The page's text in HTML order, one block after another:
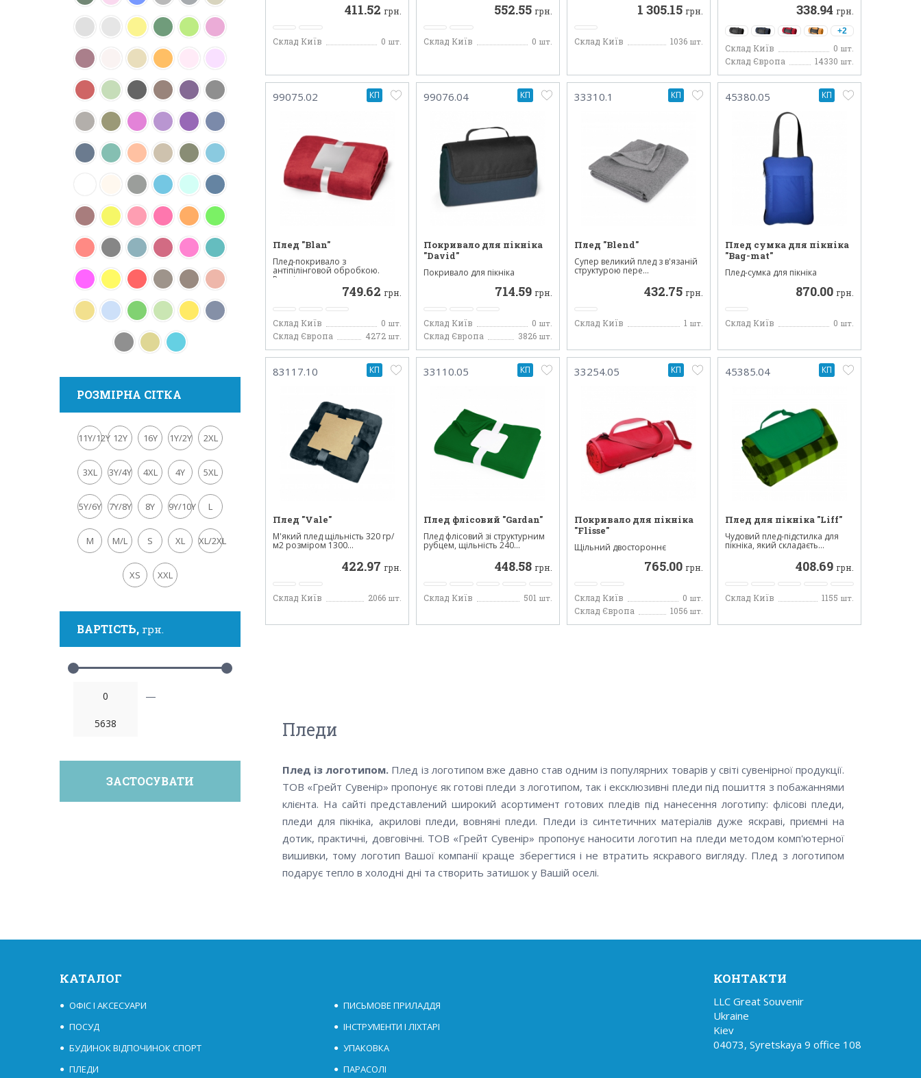
411.52 грн.
Склад Київ 0 шт.
552.55 грн.
Склад Київ 0 шт.
1 305.15 грн.
Склад Київ 1036 шт.
338.94 грн.
+2
Склад Київ 0 шт.
Склад Європа 14330 шт.
99075.02
Плед "Blan"
Плед-покривало з
антіпілінговой обробкою.
Розмір в...
749.62 грн.
Склад Київ 0 шт.
Склад Європа 4272 шт.
КП 99076.04
Покривало для пікніка
"David"
Покривало для пікніка
складається з м'якого п...
714.59 грн.
Склад Київ 0 шт.
Склад Європа 3826 шт.
КП 33310.1
Плед "Blend"
Супер великий плед з в'язаній
структурою пере...
432.75 грн.
Склад Київ 1 шт.
КП 45380.05
Плед сумка для пікніка
"Bag-mat"
Плед-сумка для пікніка
виготовлений з 2х матеріалі...
870.00 грн.
Склад Київ 0 шт.
КП
83117.10
Плед "Vale"
М'який плед щільність 320 гр/
м2 розміром 1300...
422.97 грн.
Склад Київ 2066 шт.
КП 33110.05
Плед флісовий "Gardan"
Плед флісовий зі структурним
рубцем, щільність 240...
448.58 грн.
Склад Київ 501 шт.
КП 33254.05
Покривало для пікніка
"Flisse"
Щільний двостороннє
покривало для пікніка.
765.00 грн.
Склад Київ 0 шт.
Склад Європа 1056 шт.
КП 45385.04
Плед для пікніка "Liff"
Чудовий плед-підстилка для
пікніка, який складаєть...
408.69 грн.
Склад Київ 1155 шт.
КП
Пледи
Плед із логотипом. Плед із логотипом вже давно став одним із популярних товарів у світі сувенірної продукції.
ТОВ «Грейт Сувенір» пропонує як готові пледи з логотипом, так і ексклюзивні пледи під пошиття з побажаннями
клієнта. На сайті представлений широкий асортимент готових пледів під нанесення логотипу: флісові пледи,
пледи для пікніка, акрилові пледи, вовняні пледи. Пледи із синтетичних матеріалів дуже яскраві, приємні на
дотик, практичні, довговічні. ТОВ «Грейт Сувенір» пропонує наносити логотип на пледи методом комп'ютерної
вишивки, тому логотип Вашої компанії краще зберегтися і не втратить яскравого вигляду. Плед з логотипом
подарує тепло в холодні дні та створить затишок у Вашій оселі.
РОЗМІРНА СІТКА
11Y/12Y 12Y 16Y 1Y/2Y 2XL
3XL 3Y/4Y 4XL 4Y 5XL
5Y/6Y 7Y/8Y 8Y 9Y/10Y L
M M/L S XL XL/2XL
XS XXL
ВАРТІСТЬ, грн.
—
КАТАЛОГ
ОФІС І АКСЕСУАРИ
ПИСЬМОВЕ ПРИЛАДДЯ
ПОСУД
ІНСТРУМЕНТИ І ЛІХТАРІ
БУДИНОК ВІДПОЧИНОК СПОРТ
УПАКОВКА
ПЛЕДИ
ПАРАСОЛІ
КОНТАКТИ
LLC Great Souvenir
Ukraine
Kiev
04073, Syretskaya 9 office 108